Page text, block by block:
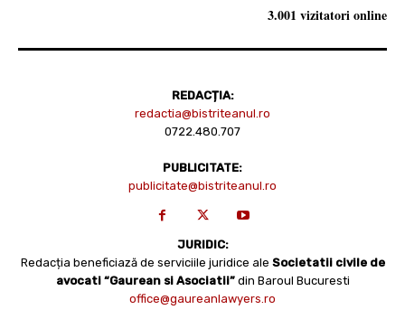
3.001 vizitatori online
REDACȚIA:
redactia@bistriteanul.ro
0722.480.707
PUBLICITATE:
publicitate@bistriteanul.ro
JURIDIC:
Redacția beneficiază de serviciile juridice ale Societatii civile de
avocati “Gaurean si Asociatii” din Baroul Bucuresti
office@gaureanlawyers.ro